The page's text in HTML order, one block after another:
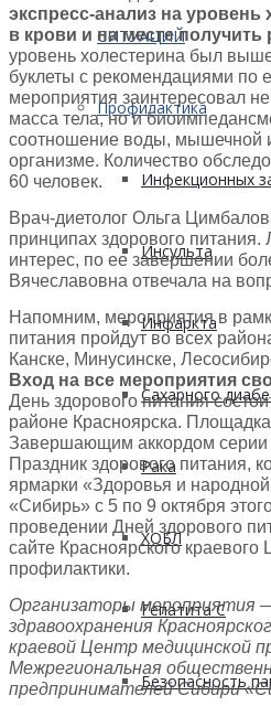
СИТУАЦИЙ
Профилактика
Инфекционных
Инсульта
Инфаркта
Сахарного
Рака
ХОБЛ
Гепатита С
Безопасность
экспресс-анализ на
в крови и на месте получить
уровень холестерина был
буклеты с рекомендациями по
мероприятия заинтересовал не
масса тела, но и
соотношение воды, мышечной
организме. Количество
60 человек.
Врач-диетолог Ольга
принципах здорового
интерес, по ее завершении
Вячеславовна отвечала на
Напомним, мероприятия в
питания пройдут во всех
Канске, Минусинске,
Вход на все мероприятия
День здорового питания
районе Красноярска.
Завершающим аккордом серии
Праздник здорового питания,
ярмарки «Здоровья и
«Сибирь» с 5 по 9 октября
проведении Дней здорового
сайте Красноярского
профилактики.
Организаторы мероприятия
здравоохранения
краевой Центр медицинской
Межрегиональная
предпринимателей Сибири